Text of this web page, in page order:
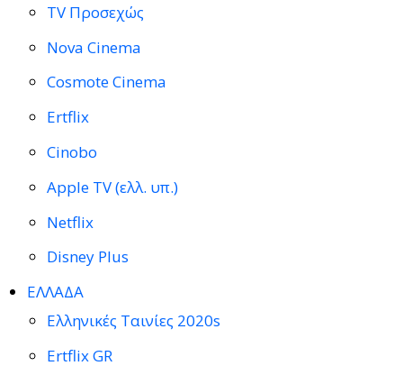
TV Προσεχώς
Nova Cinema
Cosmote Cinema
Ertflix
Cinobo
Apple TV (ελλ. υπ.)
Netflix
Disney Plus
ΕΛΛΑΔΑ
Ελληνικές Ταινίες 2020s
Ertflix GR